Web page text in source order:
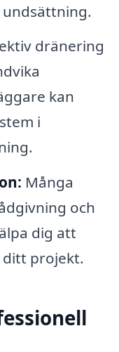
dränering
kan
i
Många
och
dig att
ditt projekt.